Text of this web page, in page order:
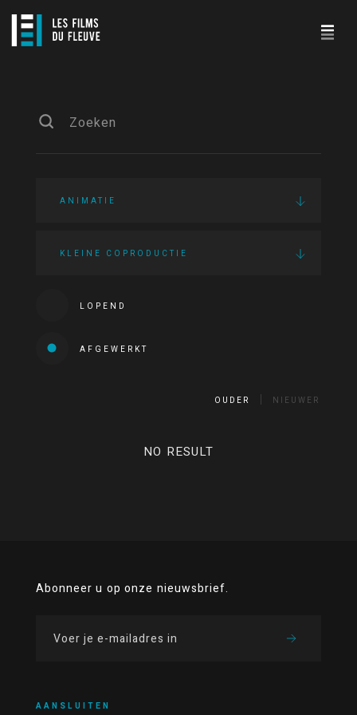
ANIMATIE
KLEINE COPRODUCTIE
LOPEND
AFGEWERKT
OUDER NIEUWER
NO RESULT
Abonneer u op onze nieuwsbrief.
AANSLUITEN